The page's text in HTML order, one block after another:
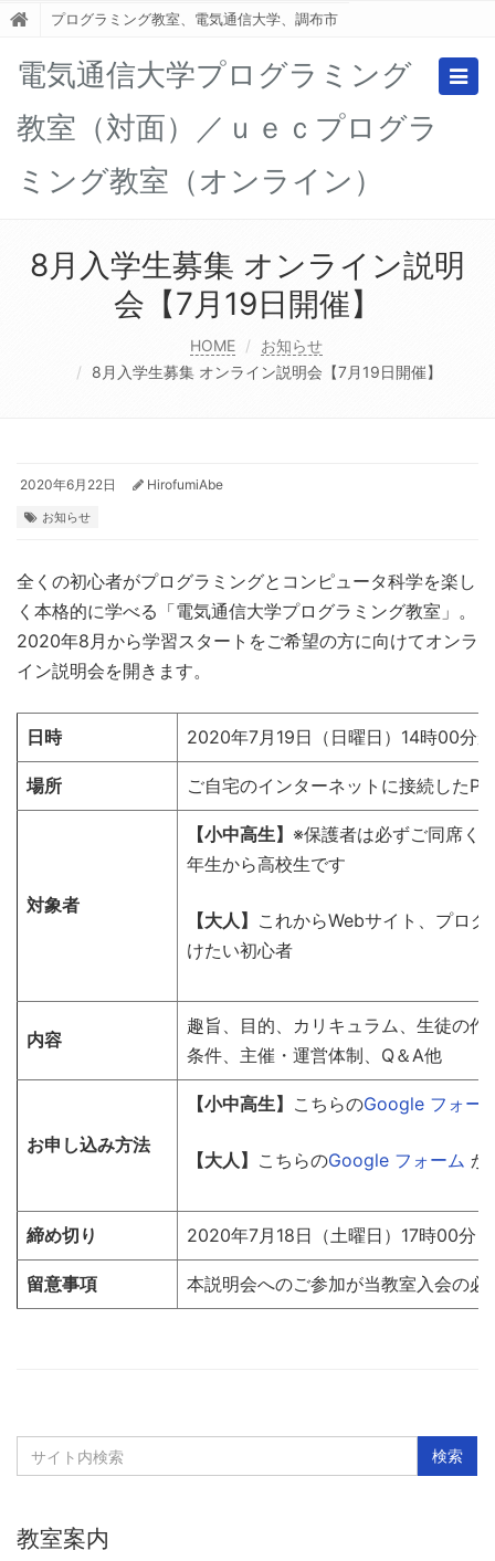
プログラミング教室、電気通信大学、調布市
電気通信大学プログラミング
教室（対面）／ｕｅｃプログラ
ミング教室（オンライン）
8月入学生募集 オンライン説明
会【7月19日開催】
HOME
お知らせ
8月入学生募集 オンライン説明会【7月19日開催】
2020年6月22日 HirofumiAbe
お知らせ
全くの初心者がプログラミングとコンピュータ科学を楽し
く本格的に学べる「電気通信大学プログラミング教室」。
2020年8月から学習スタートをご希望の方に向けてオンラ
イン説明会を開きます。
日時 2020年7月19日（日曜日）14時00分
場所 ご自宅のインターネットに接続した
対象者
【小中高生】 ※保護者は必ずご同席く
年生から高校生です
【大人】 これからWebサイト、プロ
けたい初心者
内容
趣旨、目的、カリキュラム、生徒の
条件、主催・運営体制、Q＆A他
お申し込み方法
【小中高生】 こちらのGoogle フォー
【大人】 こちらのGoogle フォーム か
締め切り 2020年7月18日（土曜日）17時00分
留意事項 本説明会へのご参加が当教室入会の必
教室案内